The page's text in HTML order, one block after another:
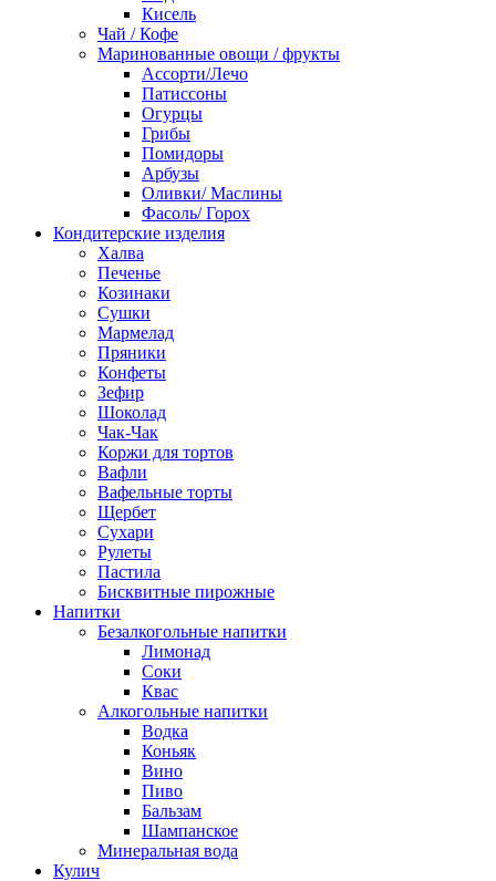
Кисель
Чай / Кофе
Маринованные овощи / фрукты
Ассорти/Лечо
Патиссоны
Огурцы
Грибы
Помидоры
Арбузы
Оливки/ Маслины
Фасоль/ Горох
Кондитерские изделия
Халва
Печенье
Козинаки
Сушки
Мармелад
Пряники
Конфеты
Зефир
Шоколад
Чак-Чак
Коржи для тортов
Вафли
Вафельные торты
Щербет
Сухари
Рулеты
Пастила
Бисквитные пирожные
Напитки
Безалкогольные напитки
Лимонад
Соки
Квас
Алкогольные напитки
Водка
Коньяк
Вино
Пиво
Бальзам
Шампанское
Минеральная вода
Кулич